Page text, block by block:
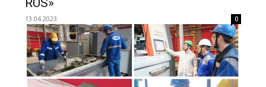
RUS»
13.04.2023 0